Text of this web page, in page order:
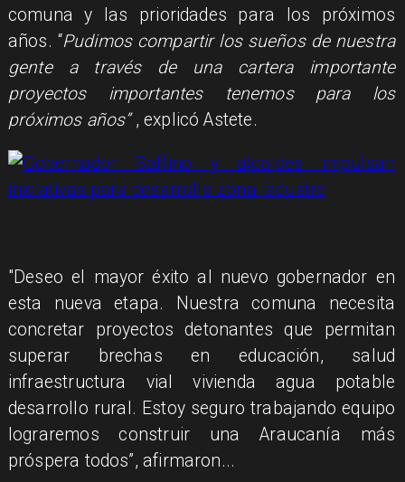
comuna y las prioridades para los próximos
años. “Pudimos compartir los sueños de nuestra
gente a través de una cartera importante
proyectos importantes tenemos para los
próximos años”, explicó Astete.
"Deseo el mayor éxito al nuevo gobernador en
esta nueva etapa. Nuestra comuna necesita
concretar proyectos detonantes que permitan
superar brechas en educación, salud
infraestructura vial vivienda agua potable
desarrollo rural. Estoy seguro trabajando equipo
lograremos construir una Araucanía más
próspera todos”, afirmaron...